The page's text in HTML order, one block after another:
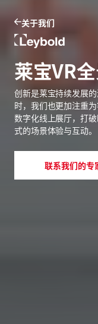
关于我们
Leybold
莱宝VR
创新是莱宝持续发展
时，我们也更加注重
数字化线上展厅，打
式的场景体验与互动。
联系我们的专